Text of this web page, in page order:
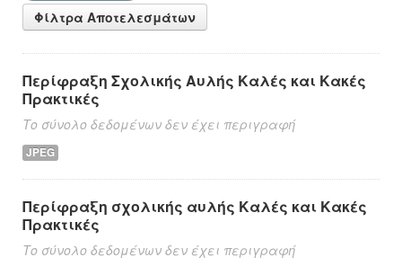
Φίλτρα Αποτελεσμάτων
Περίφραξη Σχολικής Αυλής Καλές και Κακές
Πρακτικές
Το σύνολο δεδομένων δεν έχει περιγραφή
JPEG
Περίφραξη σχολικής αυλής Καλές και Κακές
Πρακτικές
Το σύνολο δεδομένων δεν έχει περιγραφή